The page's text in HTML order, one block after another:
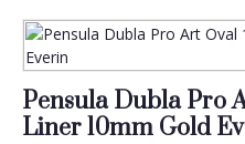
Pensula Dubla Pro
Liner 10mm Gold